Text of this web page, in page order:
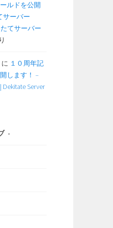
ルドを公開
サーバー
てサーバー
に １０周年記
します！ –
Server